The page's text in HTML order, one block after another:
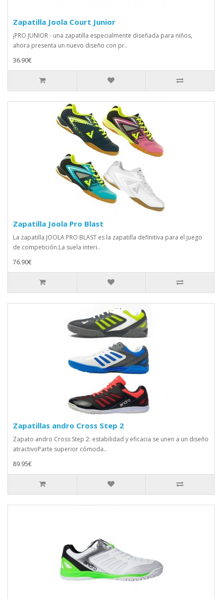
Zapatilla Joola Court Junior
¡PRO JUNIOR - una zapatilla especialmente diseñada para niños,
ahora presenta un nuevo diseño con pr..
36.90€
Zapatilla Joola Pro Blast
La zapatilla JOOLA PRO BLAST es la zapatilla definitiva para el juego
de competición.La suela interi..
76.90€
Zapatillas andro Cross Step 2
Zapato andro Cross Step 2: estabilidad y eficacia se unen a un diseño
atractivoParte superior cómoda..
89.95€